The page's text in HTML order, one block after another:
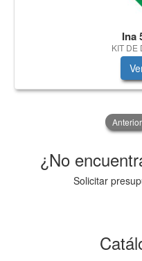
Ina
KIT DE
Anterior
¿No
Solicitar